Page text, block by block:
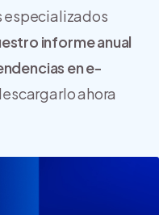
especializados
informe anual
en e-
ahora